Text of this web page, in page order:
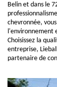
Belin et dans le
chevronnée,
l'environnement
Choisissez la
entreprise,
partenaire de